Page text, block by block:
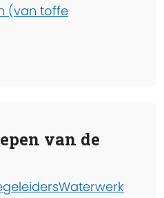
(van toffe
van de
Waterwerk